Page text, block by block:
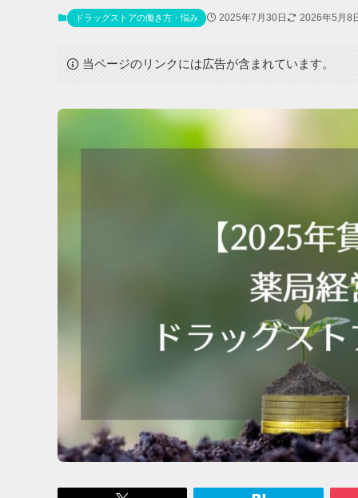
ドラッグストアの働き方・悩み 2025年7月30日 2026年5月8
当ページのリンクには広告が含まれています。